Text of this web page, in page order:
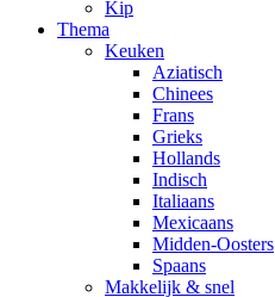
Kip
Thema
Keuken
Aziatisch
Chinees
Frans
Grieks
Hollands
Indisch
Italiaans
Mexicaans
Midden-Oosters
Spaans
Makkelijk & snel